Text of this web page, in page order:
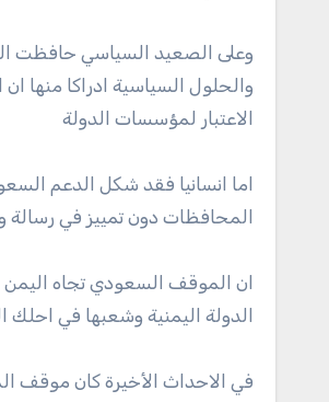
وعلى الصعيد السياسي حافظت
والحلول السياسية ادراكا منها
الاعتبار لمؤسسات الدولة
اما انسانيا فقد شكل الدعم
المحافظات دون تمييز في رسالة
ان الموقف السعودي تجاه اليمن
الدولة اليمنية وشعبها في
في الاحداث الأخيرة كان موقف